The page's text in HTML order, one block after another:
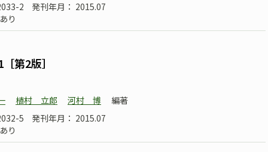
2
発刊年月： 2015.07
り
第2版］
植村 立郎 河村 博
編著
5
発刊年月： 2015.07
り